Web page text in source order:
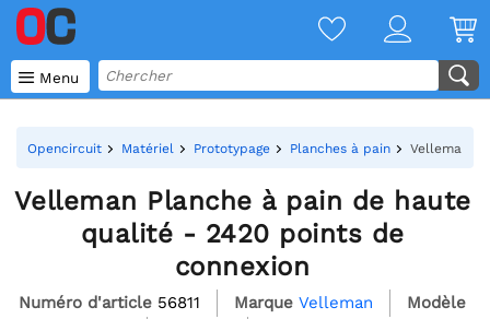
 Menu
Opencircuit Matériel Prototypage Planches à pain Velleman
Velleman Planche à pain de haute
qualité - 2420 points de
connexion
Numéro d'article 56811 Marque Velleman
Modèle